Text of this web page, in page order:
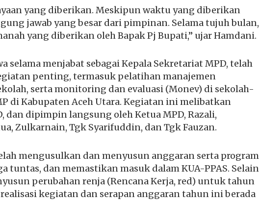
yang diberikan. Meskipun waktu yang diberikan
jawab yang besar dari pimpinan. Selama tujuh bulan,
yang diberikan oleh Bapak Pj Bupati,” ujar Hamdani.
selama menjabat sebagai Kepala Sekretariat MPD, telah
penting, termasuk pelatihan manajemen
serta monitoring dan evaluasi (Monev) di sekolah-
di Kabupaten Aceh Utara. Kegiatan ini melibatkan
dan dipimpin langsung oleh Ketua MPD, Razali,
Zulkarnain, Tgk Syarifuddin, dan Tgk Fauzan.
mengusulkan dan menyusun anggaran serta program
tuntas, dan memastikan masuk dalam KUA-PPAS. Selain
perubahan renja (Rencana Kerja, red) untuk tahun
kegiatan dan serapan anggaran tahun ini berada